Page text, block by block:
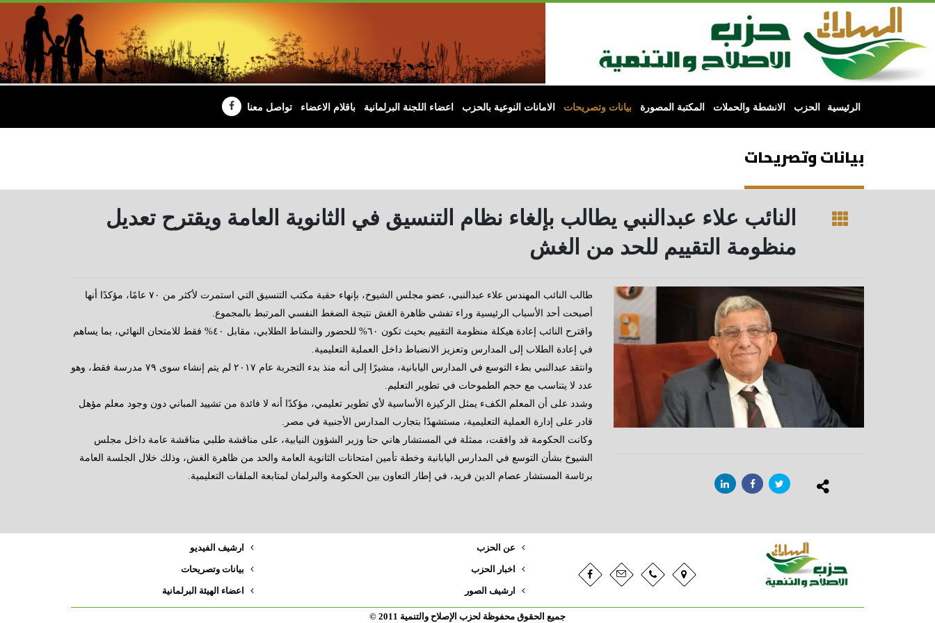
الرئيسية الحزب الانشطة والحملات المكتبة المصورة بيانات وتصريحات الامانات النوعية بالحزب اعضاء اللجنة البرلمانية باقلام الاعضاء تواصل معنا
بيانات وتصريحات
النائب علاء عبدالنبي يطالب بإلغاء نظام التنسيق في الثانوية العامة ويقترح تعديل
منظومة التقييم للحد من الغش
طالب النائب المهندس علاء عبدالنبي، عضو مجلس الشيوخ، بإنهاء حقبة مكتب التنسيق التي استمرت لأكثر من ٧٠ عامًا، مؤكدًا أنها
أصبحت أحد الأسباب الرئيسية وراء تفشي ظاهرة الغش نتيجة الضغط النفسي المرتبط بالمجموع.
واقترح النائب إعادة هيكلة منظومة التقييم بحيث تكون ٦٠% للحضور والنشاط الطلابي، مقابل ٤٠% فقط للامتحان النهائي، بما يساهم
في إعادة الطلاب إلى المدارس وتعزيز الانضباط داخل العملية التعليمية.
وانتقد عبدالنبي بطء التوسع في المدارس اليابانية، مشيرًا إلى أنه منذ بدء التجربة عام ٢٠١٧ لم يتم إنشاء سوى ٧٩ مدرسة فقط، وهو
عدد لا يتناسب مع حجم الطموحات في تطوير التعليم.
وشدد على أن المعلم الكفء يمثل الركيزة الأساسية لأي تطوير تعليمي، مؤكدًا أنه لا فائدة من تشييد المباني دون وجود معلم مؤهل
قادر على إدارة العملية التعليمية، مستشهدًا بتجارب المدارس الأجنبية في مصر.
وكانت الحكومة قد وافقت، ممثلة في المستشار هاني حنا وزير الشؤون النيابية، على مناقشة طلبي مناقشة عامة داخل مجلس
الشيوخ بشأن التوسع في المدارس اليابانية وخطة تأمين امتحانات الثانوية العامة والحد من ظاهرة الغش، وذلك خلال الجلسة العامة
برئاسة المستشار عصام الدين فريد، في إطار التعاون بين الحكومة والبرلمان لمتابعة الملفات التعليمية.
عن الحزب
اخبار الحزب
ارشيف الصور
ارشيف الفيديو
بيانات وتصريحات
اعضاء الهيئة البرلمانية
جميع الحقوق محفوظة لحزب الإصلاح والتنمية 2011 ©